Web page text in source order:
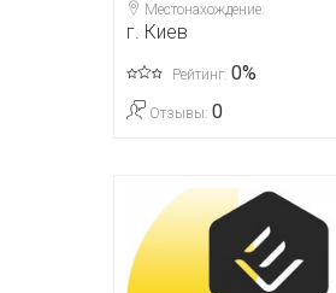
Местонахождение:
г. Киев
Рейтинг: 0%
Отзывы: 0